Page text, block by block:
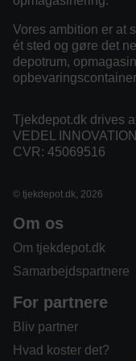
Vores ambition er at
ét sted og gøre det
depotrum,
Tjekdepot.dk drives
VEDEL
CVR: 45069516
© tjekdepot.dk, 2026
Om os
Om tjekdepot.dk
Samarbejdspartnere
For partnere
Bliv partner
Hvad koster det?